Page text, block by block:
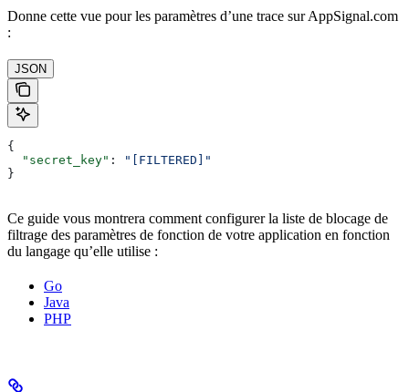
Donne cette vue pour les paramètres d’une trace sur AppSignal.com
:
JSON
{
  "secret_key"
:
"[FILTERED]"
}
Ce guide vous montrera comment configurer la liste de blocage de
filtrage des paramètres de fonction de votre application en fonction
du langage qu’elle utilise :
Go
Java
PHP